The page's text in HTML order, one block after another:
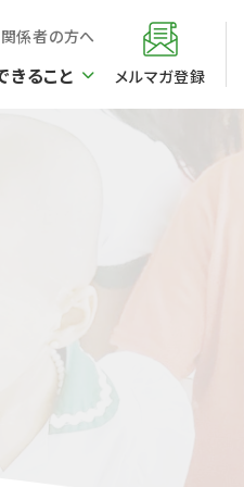
係者の方へ
きること メルマガ登録